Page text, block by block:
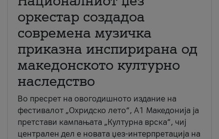
оркестар создадоа
современа музичка
приказна инспирирана од
македонското културно
наследство
Во пресрет на овогодишното издание на
фестивалот „Охридско лето“, А1 Македонија ја
претстави кампањата „Културна врска“, чиј
централен дел е новата џез-интерпретација на